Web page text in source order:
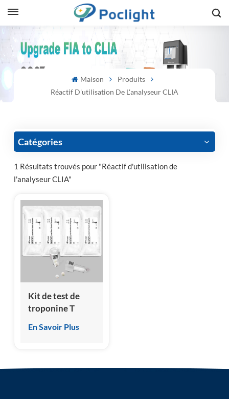
Maison
Produits
Réactif D'utilisation De L'analyseur CLIA
Catégories
1 Résultats trouvés pour "Réactif d'utilisation de
l'analyseur CLIA"
Kit de test de
troponine T
sensibilité (hs-
En Savoir Plus